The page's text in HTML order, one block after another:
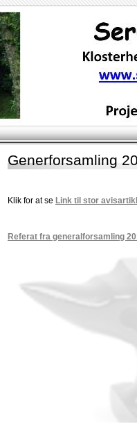
Generforsamling
Klik for at se Link til stor
Referat fra generalforsamling